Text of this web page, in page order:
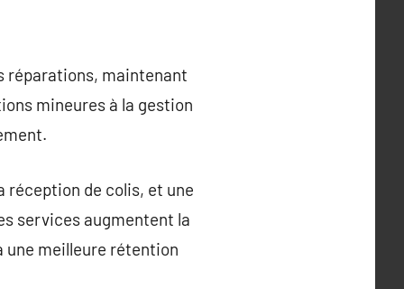
réparations, maintenant
mineures à la gestion
réception de colis, et une
services augmentent la
meilleure rétention